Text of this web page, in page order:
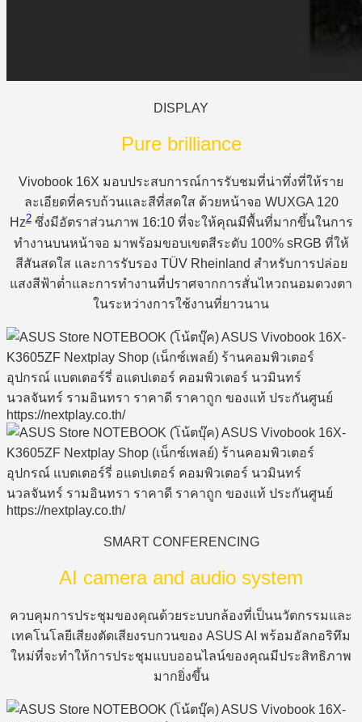
DISPLAY
Pure brilliance
Vivobook 16X มอบประสบการณ์การรับชมที่น่าทึ่งที่ให้ราย
ละเอียดที่ครบถ้วนและสีที่สดใส ด้วยหน้าจอ WUXGA 120
Hz2ซึ่งมีอัตราส่วนภาพ 16:10 ที่จะให้คุณมีพื้นที่มากขึ้นในการ
ทำงานบนหน้าจอ มาพร้อมขอบเขตสีระดับ 100% sRGB ที่ให้
สีสันสดใส และการรับรอง TÜV Rheinland สำหรับการปล่อย
แสงสีฟ้าต่ำและการทำงานที่ปราศจากการสั่นไหวถนอมดวงตา
ในระหว่างการใช้งานที่ยาวนาน
SMART CONFERENCING
AI camera and audio system
ควบคุมการประชุมของคุณด้วยระบบกล้องที่เป็นนวัตกรรมและ
เทคโนโลยีเสียงตัดเสียงรบกวนของ ASUS AI พร้อมอัลกอริทึม
ใหม่ที่จะทำให้การประชุมแบบออนไลน์ของคุณมีประสิทธิภาพ
มากยิ่งขึ้น